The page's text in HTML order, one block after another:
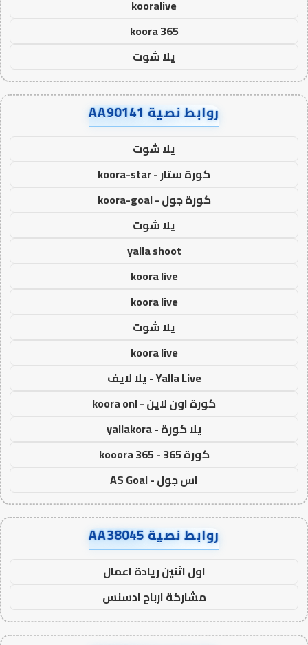
kooralive
koora 365
يلا شوت
روابط نصية AA90141
يلا شوت
كورة ستار - koora-star
كورة جول - koora-goal
يلا شوت
yalla shoot
koora live
koora live
يلا شوت
koora live
Yalla Live - يلا لايف
كورة اون لاين - koora onl
يلا كورة - yallakora
كورة 365 - kooora 365
اس جول - AS Goal
روابط نصية AA38045
اول اثنين ريادة اعمال
مشاركة ارباح ادسنس